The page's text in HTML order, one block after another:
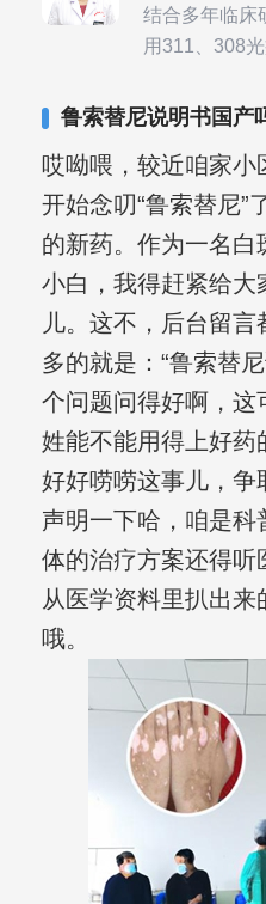
结合多年临床
用311、308
其对女性银屑
验。
鲁索替尼说明书国产
哎呦喂，较近咱家
开始念叨“鲁索替尼”
的新药。作为一名白
小白，我得赶紧给大
儿。这不，后台留
多的就是：“鲁索替
个问题问得好啊，这
姓能不能用得上好药
好好唠唠这事儿，争
声明一下哈，咱是
体的治疗方案还得听
从医学资料里扒出来
哦。